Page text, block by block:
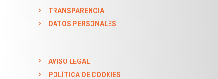
TRANSPARENCIA
DATOS PERSONALES
AVISO LEGAL
POLÍTICA DE COOKIES